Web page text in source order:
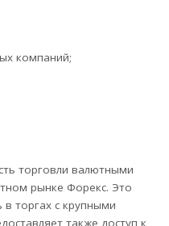
компаний;
торговли валютными
рынке Форекс. Это
в торгах с крупными
также доступ к